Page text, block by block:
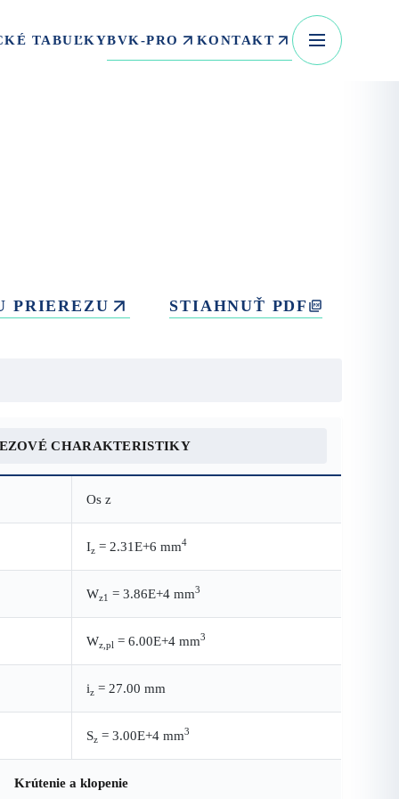
TABUĽKYBVK-PRO KONTAKT
PRIEREZU STIAHNUŤ PDF
CHARAKTERISTIKY
Os z
Iz = 2.31E+6 mm4
Wz1 = 3.86E+4 mm3
Wz,pl = 6.00E+4 mm3
iz = 27.00 mm
Sz = 3.00E+4 mm3
Krútenie a klopenie